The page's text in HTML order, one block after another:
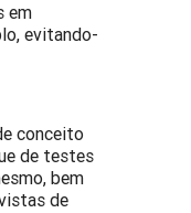
em
evitando-
conceito
de testes
bem
de